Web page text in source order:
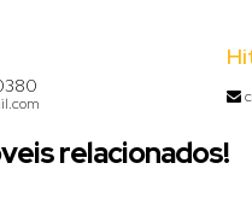
relacionados!